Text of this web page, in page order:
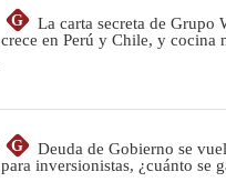
G
La carta secreta de Grupo
crece en Perú y Chile, y cocina
G
Deuda de Gobierno se
para inversionistas, ¿cuánto se